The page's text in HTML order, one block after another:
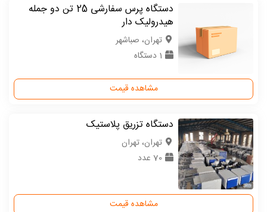
دستگاه پرس سفارشی 25 تن دو جمله
هیدرولیک دار
تهران، صباشهر
1 دستگاه
مشاهده قیمت
دستگاه تزریق پلاستیک
تهران، تهران
70 عدد
مشاهده قیمت